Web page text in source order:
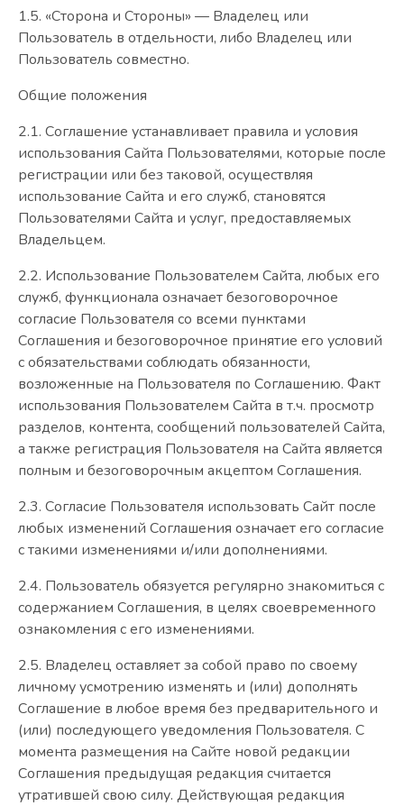
1.5. «Сторона и Стороны» — Владелец или
Пользователь в отдельности, либо Владелец или
Пользователь совместно.
Общие положения
2.1. Соглашение устанавливает правила и условия
использования Сайта Пользователями, которые после
регистрации или без таковой, осуществляя
использование Сайта и его служб, становятся
Пользователями Сайта и услуг, предоставляемых
Владельцем.
2.2. Использование Пользователем Сайта, любых его
служб, функционала означает безоговорочное
согласие Пользователя со всеми пунктами
Соглашения и безоговорочное принятие его условий
с обязательствами соблюдать обязанности,
возложенные на Пользователя по Соглашению. Факт
использования Пользователем Сайта в т.ч. просмотр
разделов, контента, сообщений пользователей Сайта,
а также регистрация Пользователя на Сайта является
полным и безоговорочным акцептом Соглашения.
2.3. Согласие Пользователя использовать Сайт после
любых изменений Соглашения означает его согласие
с такими изменениями и/или дополнениями.
2.4. Пользователь обязуется регулярно знакомиться с
содержанием Соглашения, в целях своевременного
ознакомления с его изменениями.
2.5. Владелец оставляет за собой право по своему
личному усмотрению изменять и (или) дополнять
Соглашение в любое время без предварительного и
(или) последующего уведомления Пользователя. С
момента размещения на Сайте новой редакции
Соглашения предыдущая редакция считается
утратившей свою силу. Действующая редакция